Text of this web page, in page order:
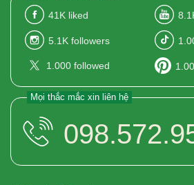
41K liked
5.1K followers
1.000 followed
Mọi thắc mắc xin liên hệ